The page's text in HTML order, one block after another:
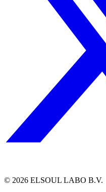
© 2026 ELSOUL LABO B.V.